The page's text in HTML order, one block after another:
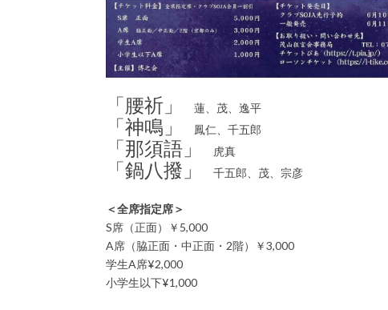
「腰祈」 蓮、茂、逸平
「神鳴」 鳳仁、千五郎
「那須語」 虎真
「鍋八撥」 千五郎、茂、宗彦
＜全席指定席＞
S席（正面）￥5,000
A席（脇正面・中正面・2階）￥3,000
学生A席¥2,000
小学生以下¥1,000